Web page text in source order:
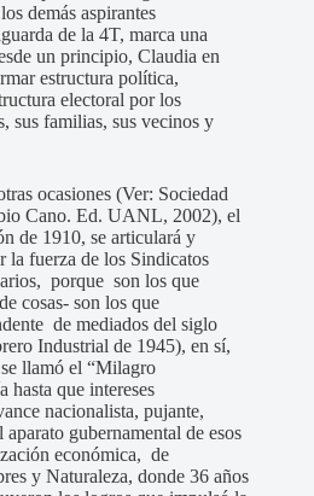
demás aspirantes
de la 4T, marca una
un principio, Claudia en
estructura política,
electoral por los
sus familias, sus vecinos y
ocasiones (Ver: Sociedad
Cano. Ed. UANL, 2002), el
de 1910, se articulará y
la fuerza de los Sindicatos
porque son los que
cosas- son los que
de mediados del siglo
Industrial de 1945), en sí,
llamó el “Milagro
hasta que intereses
nacionalista, pujante,
gubernamental de esos
económica, de
y Naturaleza, donde 36 años